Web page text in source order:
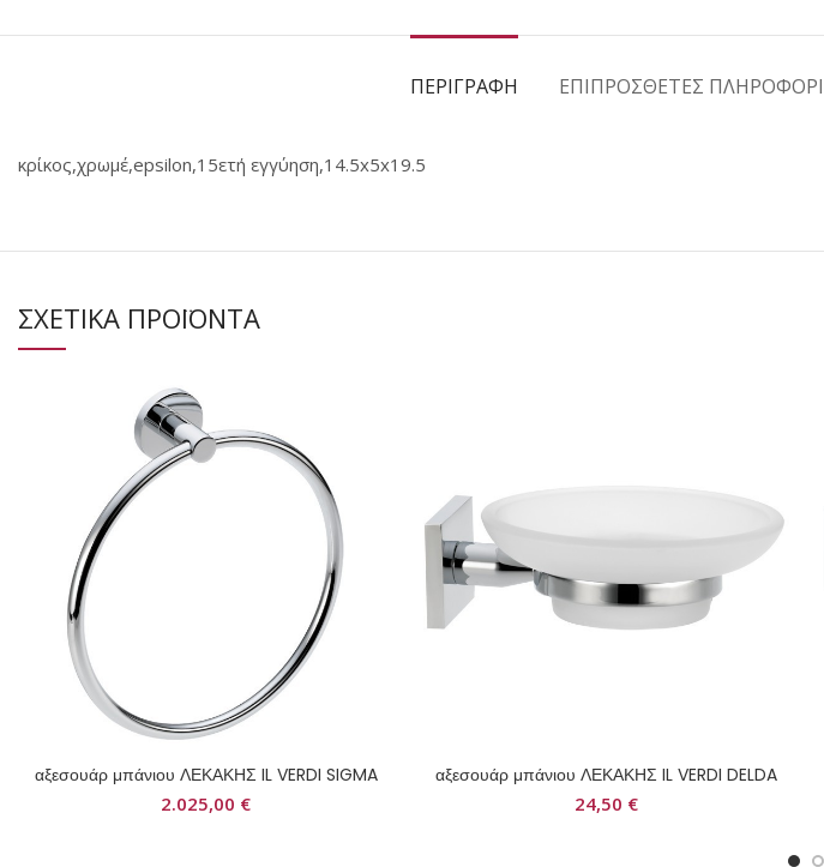
ΠΕΡΙΓΡΑΦΗ ΕΠΙΠΡΟΣΘΕΤΕΣ
κρίκος,χρωμέ,epsilon,15ετή εγγύηση,14.5x5x19.5
ΣΧΕΤΙΚΑ ΠΡΟΪΟΝΤΑ
αξεσουάρ μπάνιου ΛΕΚΑΚΗΣ IL VERDI SIGMA
2.025,00 €
αξεσουάρ μπάνιου ΛΕΚΑΚΗΣ IL VERDI DELDA
24,50 €